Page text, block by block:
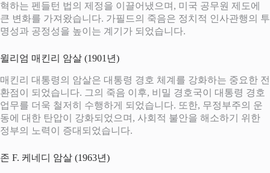
혁하는 펜들턴 법의 제정을 이끌어냈으며, 미국 공무원 제도에
큰 변화를 가져왔습니다. 가필드의 죽음은 정치적 인사관행의 투
명성과 공정성을 높이는 계기가 되었습니다.
윌리엄 매킨리 암살 (1901년)
매킨리 대통령의 암살은 대통령 경호 체계를 강화하는 중요한 전
환점이 되었습니다. 그의 죽음 이후, 비밀 경호국이 대통령 경호
업무를 더욱 철저히 수행하게 되었습니다. 또한, 무정부주의 운
동에 대한 탄압이 강화되었으며, 사회적 불안을 해소하기 위한
정부의 노력이 증대되었습니다.
존 F. 케네디 암살 (1963년)